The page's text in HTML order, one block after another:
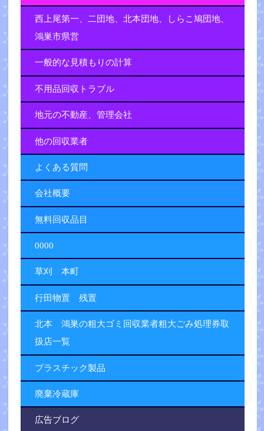
西上尾第一、二団地、北本団地、しらこ鳩団地、
鴻巣市県営
一般的な見積もりの計算
不用品回収トラブル
地元の不動産、管理会社
他の回収業者
よくある質問
会社概要
無料回収品目
0000
草刈 本町
行田物置 残置
北本 鴻巣の粗大ゴミ回収業者粗大ごみ処理券取
扱店一覧
プラスチック製品
廃棄冷蔵庫
広告ブログ